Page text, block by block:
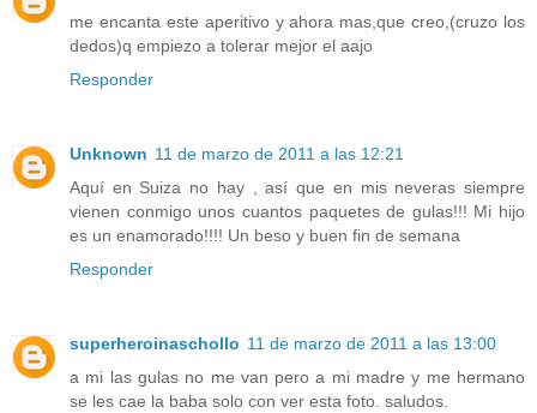
me encanta este aperitivo y ahora mas,que creo,(cruzo los
dedos)q empiezo a tolerar mejor el aajo
Responder
Unknown 11 de marzo de 2011 a las 12:21
Aquí en Suiza no hay , así que en mis neveras siempre
vienen conmigo unos cuantos paquetes de gulas!!! Mi hijo
es un enamorado!!!! Un beso y buen fin de semana
Responder
superheroinaschollo 11 de marzo de 2011 a las 13:00
a mi las gulas no me van pero a mi madre y me hermano
se les cae la baba solo con ver esta foto. saludos.